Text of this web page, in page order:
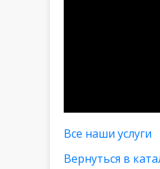
Все наши услуги
Вернуться в